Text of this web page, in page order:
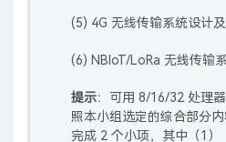
(5) 4G 无线传输系统设计
(6) NBIoT/LoRa 无线传输
提示：可用 8/16/32 处理
照本小组选定的综合部分
完成 2 个小项，其中（1）